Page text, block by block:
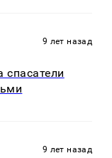
9 лет назад
9 лет назад